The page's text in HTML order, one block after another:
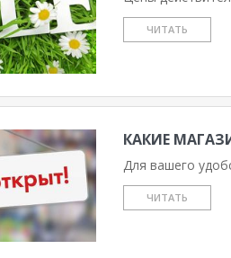
ЧИТАТЬ
КАКИЕ
Для вашего
ЧИТАТЬ